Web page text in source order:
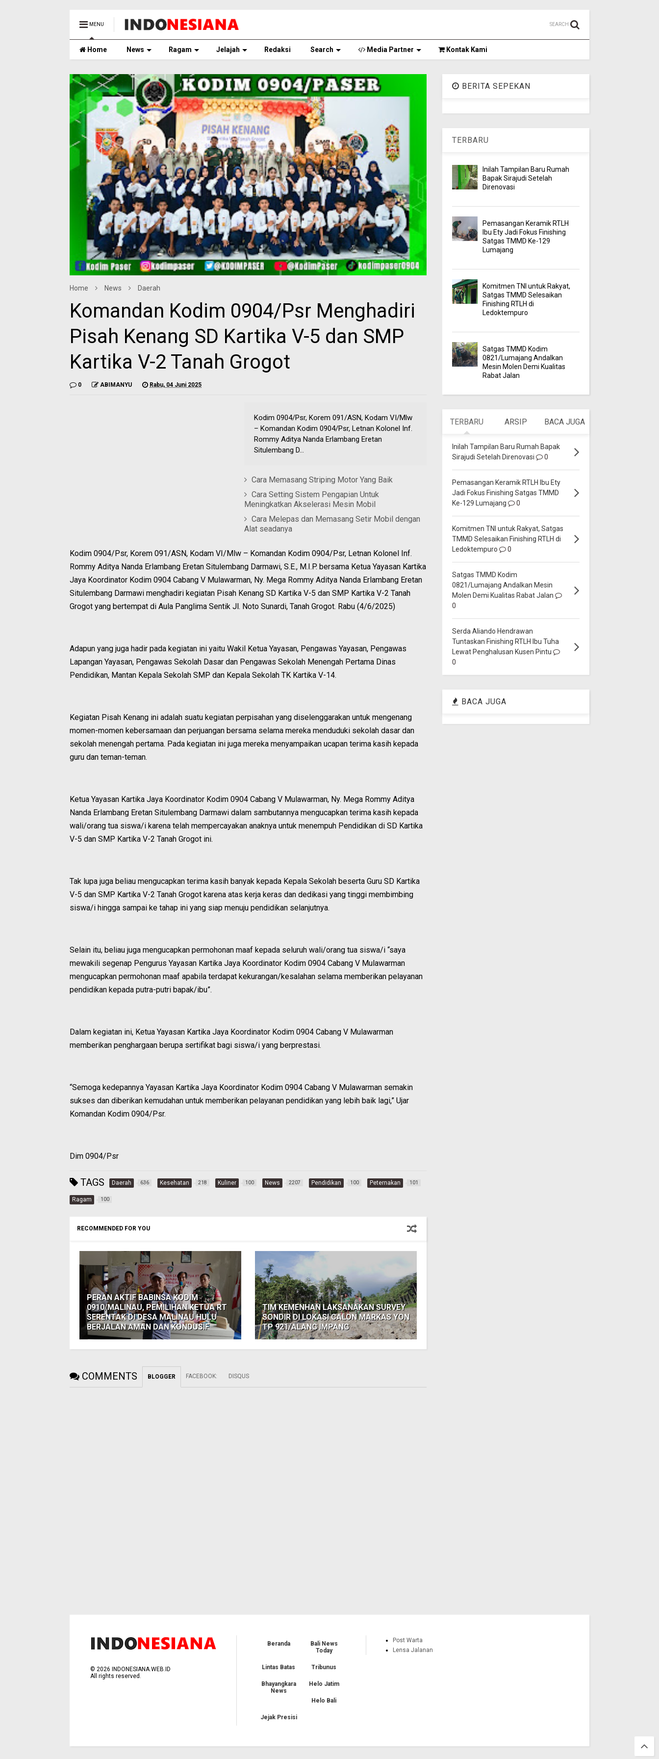
MENU SEARCH
Home News Ragam Jelajah Redaksi Search Media Partner Kontak Kami
Home News Daerah
Komandan Kodim 0904/Psr Menghadiri
Pisah Kenang SD Kartika V-5 dan SMP
Kartika V-2 Tanah Grogot
0 ABIMANYU Rabu, 04 Juni 2025
Kodim 0904/Psr, Korem 091/ASN, Kodam VI/Mlw
– Komandan Kodim 0904/Psr, Letnan Kolonel Inf.
Rommy Aditya Nanda Erlambang Eretan
Situlembang D...
Cara Memasang Striping Motor Yang Baik
Cara Setting Sistem Pengapian Untuk
Meningkatkan Akselerasi Mesin Mobil
Cara Melepas dan Memasang Setir Mobil dengan
Alat seadanya
Kodim 0904/Psr, Korem 091/ASN, Kodam VI/Mlw – Komandan Kodim 0904/Psr, Letnan Kolonel Inf.
Rommy Aditya Nanda Erlambang Eretan Situlembang Darmawi, S.E., M.I.P. bersama Ketua Yayasan Kartika
Jaya Koordinator Kodim 0904 Cabang V Mulawarman, Ny. Mega Rommy Aditya Nanda Erlambang Eretan
Situlembang Darmawi menghadiri kegiatan Pisah Kenang SD Kartika V-5 dan SMP Kartika V-2 Tanah
Grogot yang bertempat di Aula Panglima Sentik Jl. Noto Sunardi, Tanah Grogot. Rabu (4/6/2025)
Adapun yang juga hadir pada kegiatan ini yaitu Wakil Ketua Yayasan, Pengawas Yayasan, Pengawas
Lapangan Yayasan, Pengawas Sekolah Dasar dan Pengawas Sekolah Menengah Pertama Dinas
Pendidikan, Mantan Kepala Sekolah SMP dan Kepala Sekolah TK Kartika V-14.
Kegiatan Pisah Kenang ini adalah suatu kegiatan perpisahan yang diselenggarakan untuk mengenang
momen-momen kebersamaan dan perjuangan bersama selama mereka menduduki sekolah dasar dan
sekolah menengah pertama. Pada kegiatan ini juga mereka menyampaikan ucapan terima kasih kepada
guru dan teman-teman.
Ketua Yayasan Kartika Jaya Koordinator Kodim 0904 Cabang V Mulawarman, Ny. Mega Rommy Aditya
Nanda Erlambang Eretan Situlembang Darmawi dalam sambutannya mengucapkan terima kasih kepada
wali/orang tua siswa/i karena telah mempercayakan anaknya untuk menempuh Pendidikan di SD Kartika
V-5 dan SMP Kartika V-2 Tanah Grogot ini.
Tak lupa juga beliau mengucapkan terima kasih banyak kepada Kepala Sekolah beserta Guru SD Kartika
V-5 dan SMP Kartika V-2 Tanah Grogot karena atas kerja keras dan dedikasi yang tinggi membimbing
siswa/i hingga sampai ke tahap ini yang siap menuju pendidikan selanjutnya.
Selain itu, beliau juga mengucapkan permohonan maaf kepada seluruh wali/orang tua siswa/i “saya
mewakili segenap Pengurus Yayasan Kartika Jaya Koordinator Kodim 0904 Cabang V Mulawarman
mengucapkan permohonan maaf apabila terdapat kekurangan/kesalahan selama memberikan pelayanan
pendidikan kepada putra-putri bapak/ibu”.
Dalam kegiatan ini, Ketua Yayasan Kartika Jaya Koordinator Kodim 0904 Cabang V Mulawarman
memberikan penghargaan berupa sertifikat bagi siswa/i yang berprestasi.
“Semoga kedepannya Yayasan Kartika Jaya Koordinator Kodim 0904 Cabang V Mulawarman semakin
sukses dan diberikan kemudahan untuk memberikan pelayanan pendidikan yang lebih baik lagi,” Ujar
Komandan Kodim 0904/Psr.
Dim 0904/Psr
TAGS Daerah 636 Kesehatan 218 Kuliner 100 News 2207 Pendidikan 100 Peternakan 101
Ragam 100
RECOMMENDED FOR YOU
PERAN AKTIF BABINSA KODIM
0910/MALINAU, PEMILIHAN KETUA RT
SERENTAK DI DESA MALINAU HULU
BERJALAN AMAN DAN KONDUSIF
TIM KEMENHAN LAKSANAKAN SURVEY
SONDIR DI LOKASI CALON MARKAS YON
TP 921/ALANG IMPANG
COMMENTS BLOGGER FACEBOOK: DISQUS
BERITA SEPEKAN
TERBARU
Inilah Tampilan Baru Rumah
Bapak Sirajudi Setelah
Direnovasi
Pemasangan Keramik RTLH
Ibu Ety Jadi Fokus Finishing
Satgas TMMD Ke-129
Lumajang
Komitmen TNI untuk Rakyat,
Satgas TMMD Selesaikan
Finishing RTLH di
Ledoktempuro
Satgas TMMD Kodim
0821/Lumajang Andalkan
Mesin Molen Demi Kualitas
Rabat Jalan
TERBARU ARSIP BACA JUGA
Inilah Tampilan Baru Rumah Bapak
Sirajudi Setelah Direnovasi
0
Pemasangan Keramik RTLH Ibu Ety
Jadi Fokus Finishing Satgas TMMD
Ke-129 Lumajang
0
Komitmen TNI untuk Rakyat, Satgas
TMMD Selesaikan Finishing RTLH di
Ledoktempuro
0
Satgas TMMD Kodim
0821/Lumajang Andalkan Mesin
Molen Demi Kualitas Rabat Jalan
0
Serda Aliando Hendrawan
Tuntaskan Finishing RTLH Ibu Tuha
Lewat Penghalusan Kusen Pintu
0
BACA JUGA
©2026 INDONESIANA.WEB.ID
All rights reserved.
Beranda
Bali News
Today
Lintas Batas Tribunus
Bhayangkara
News
Helo Jatim
Helo Bali
Jejak Presisi
Post Warta
Lensa Jalanan